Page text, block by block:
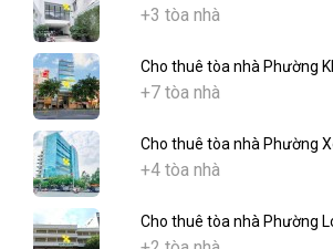
+3 tòa nhà
Cho thuê tòa nhà Phường
+7 tòa nhà
Cho thuê tòa nhà Phường
+4 tòa nhà
Cho thuê tòa nhà Phường